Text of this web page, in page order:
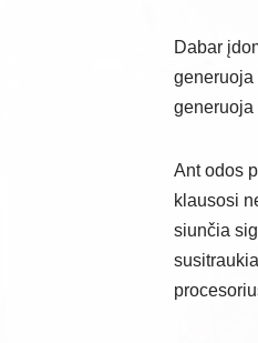
Dabar
generuoja
generuoja
Ant odos
klausosi
siunčia